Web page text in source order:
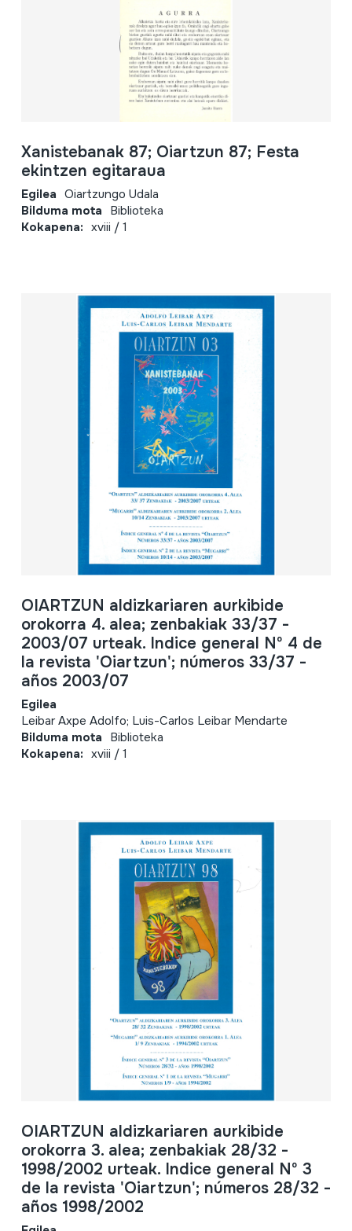
Xanistebanak 87; Oiartzun 87; Festa
ekintzen egitaraua
Egilea Oiartzungo Udala
Bilduma mota Biblioteka
Kokapena: xviii / 1
OIARTZUN aldizkariaren aurkibide
orokorra 4. alea; zenbakiak 33/37 -
2003/07 urteak. Indice general Nº 4 de
la revista 'Oiartzun'; números 33/37 -
años 2003/07
Egilea
Leibar Axpe Adolfo; Luis-Carlos Leibar Mendarte
Bilduma mota Biblioteka
Kokapena: xviii / 1
OIARTZUN aldizkariaren aurkibide
orokorra 3. alea; zenbakiak 28/32 -
1998/2002 urteak. Indice general Nº 3
de la revista 'Oiartzun'; números 28/32 -
años 1998/2002